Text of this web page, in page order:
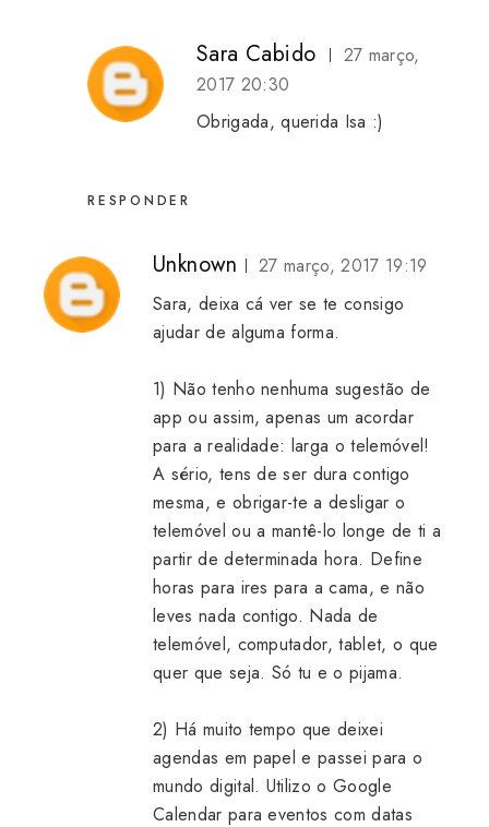
Sara Cabido
27 março,
2017 20:30
Obrigada, querida Isa :)
RESPONDER
Unknown
27 março, 2017 19:19
Sara, deixa cá ver se te consigo
ajudar de alguma forma.
1) Não tenho nenhuma sugestão de
app ou assim, apenas um acordar
para a realidade: larga o telemóvel!
A sério, tens de ser dura contigo
mesma, e obrigar-te a desligar o
telemóvel ou a mantê-lo longe de ti a
partir de determinada hora. Define
horas para ires para a cama, e não
leves nada contigo. Nada de
telemóvel, computador, tablet, o que
quer que seja. Só tu e o pijama.
2) Há muito tempo que deixei
agendas em papel e passei para o
mundo digital. Utilizo o Google
Calendar para eventos com datas